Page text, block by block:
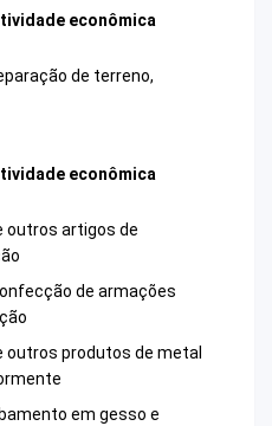
econômica
de terreno,
econômica
outros artigos de
de armações
outros produtos de metal
em gesso e